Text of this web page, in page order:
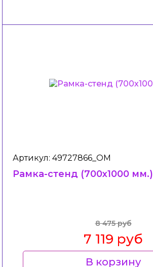
Артикул: 49727866_ОМ
Рамка-стенд (700х1000 мм.)
8 475 руб
7 119 руб
В корзину